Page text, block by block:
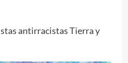
antirracistas Tierra y